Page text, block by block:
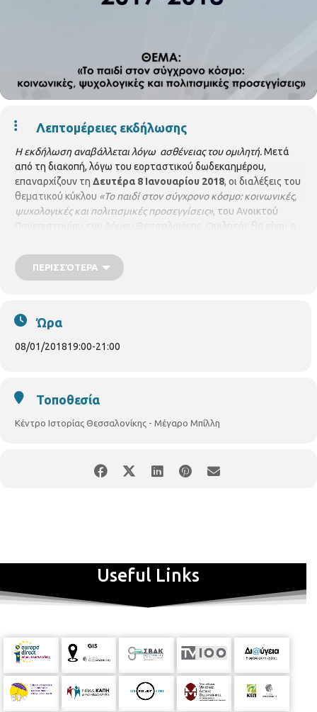
Λεπτομέρειες εκδήλωσης
Η εκδήλωση αναβάλλεται λόγω ασθένειας του ομιλητή.Μετά
από τη διακοπή, λόγω του εορταστικού δωδεκαημέρου,
επαναρχίζουν τη Δευτέρα 8 Ιανουαρίου 2018, οι διαλέξεις του
θεματικού κύκλου «Το παιδί στον σύγχρονο κόσμο: κοινωνικές,
ψυχολογικές και πολιτισμικές προσεγγίσεις», του Ανοικτού
Πανεπιστημίου του Δήμου Θεσσαλονίκης. Ομιλητής θα είναι ο
Το θέμα της διάλεξης είναι: «Η αναπαράσταση του παιδιού
στην τέχνη Παιδιά στον αγώνα της επιβίωσης: Φωτογραφική
των διαλέξεων, πατήστε
ΠΕΡΙΣΣΌΤΕΡΑ
Ώρα
08/01/201819:00-21:00
Τοποθεσία
Κέντρο Ιστορίας Θεσσαλονίκης - Μέγαρο Μπίλλη
Useful Links